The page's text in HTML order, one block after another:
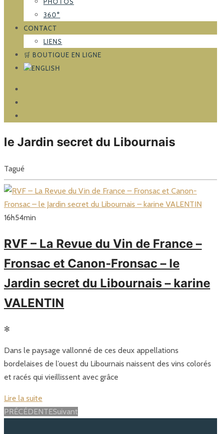
360°
CONTACT
LIENS
🛒 BOUTIQUE EN LIGNE
le Jardin secret du Libournais
Tagué
16h54min
RVF – La Revue du Vin de France –
Fronsac et Canon-Fronsac – le
Jardin secret du Libournais – karine
VALENTIN
✻
Dans le paysage vallonné de ces deux appellations
bordelaises de l’ouest du Libournais naissent des vins colorés
et racés qui vieillissent avec grâce
Lire la suite
Posts
PRÉCÉDENTESuivant